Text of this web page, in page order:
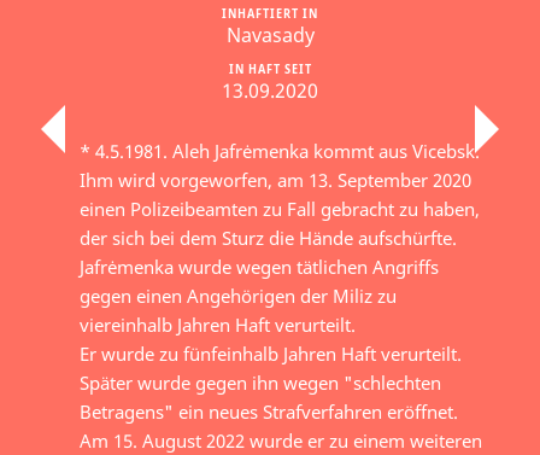
IN HAFT SEIT
13.09.2020
INHAFTIERT IN
Navasady
* 4.5.1981. Aleh Jafrėmenka kommt aus Vicebsk.
Ihm wird vorgeworfen, am 13. September 2020
einen Polizeibeamten zu Fall gebracht zu haben,
der sich bei dem Sturz die Hände aufschürfte.
Jafrėmenka wurde wegen tätlichen Angriffs
gegen einen Angehörigen der Miliz zu
viereinhalb Jahren Haft verurteilt.
Er wurde zu fünfeinhalb Jahren Haft verurteilt.
Später wurde gegen ihn wegen "schlechten
Betragens" ein neues Strafverfahren eröffnet.
Am 15. August 2022 wurde er zu einem weiteren